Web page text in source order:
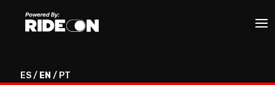
ES/ EN / PT